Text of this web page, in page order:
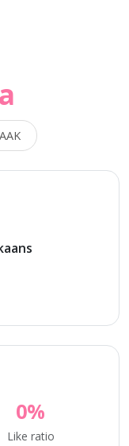
0%
Like ratio